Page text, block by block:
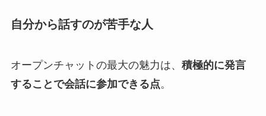
自分から話すのが苦手な人
オープンチャットの最大の魅力は、 積極的に発言
することで会話に参加できる点。